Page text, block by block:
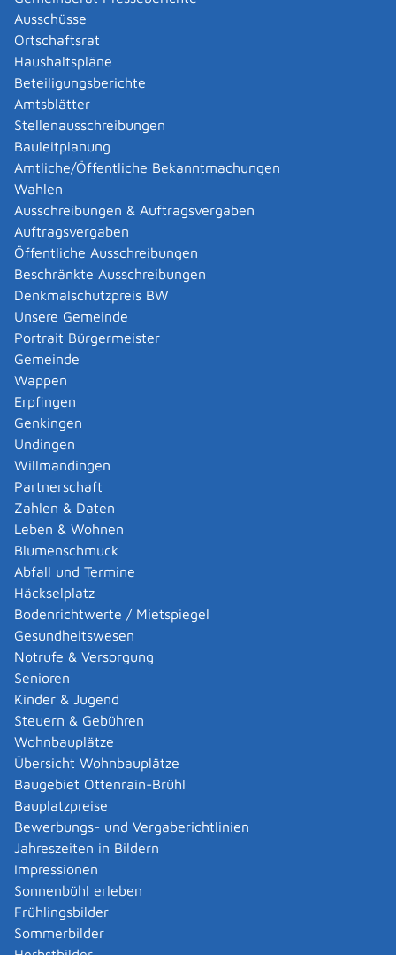
Ausschüsse
Ortschaftsrat
Haushaltspläne
Beteiligungsberichte
Amtsblätter
Stellenausschreibungen
Bauleitplanung
Amtliche/Öffentliche Bekanntmachungen
Wahlen
Ausschreibungen & Auftragsvergaben
Auftragsvergaben
Öffentliche Ausschreibungen
Beschränkte Ausschreibungen
Denkmalschutzpreis BW
Unsere Gemeinde
Portrait Bürgermeister
Gemeinde
Wappen
Erpfingen
Genkingen
Undingen
Willmandingen
Partnerschaft
Zahlen & Daten
Leben & Wohnen
Blumenschmuck
Abfall und Termine
Häckselplatz
Bodenrichtwerte / Mietspiegel
Gesundheitswesen
Notrufe & Versorgung
Senioren
Kinder & Jugend
Steuern & Gebühren
Wohnbauplätze
Übersicht Wohnbauplätze
Baugebiet Ottenrain-Brühl
Bauplatzpreise
Bewerbungs- und Vergaberichtlinien
Jahreszeiten in Bildern
Impressionen
Sonnenbühl erleben
Frühlingsbilder
Sommerbilder
Abgelaufenen Führerschein neu ausstellen lassen
Abgeltungsteuer - Nichtveranlagungs-
Bescheinigung beantragen
Abgeschlossenheitsbescheinigung zur Aufteilung
eines Gebäudes beantragen
Abmeldung / Außerbetriebsetzung für ein Fahrzeug
beantragen
Abschriften, Ablichtungen, Vervielfältigungen und
Negative amtlich beglaubigen lassen
Abwasser entsorgen
Abwasserbeseitigung - dezentrale Beseitigung von
Regenwasser beantragen oder anzeigen
Abweichende Regelungen zum Schichtbetrieb
beantragen
Abweichende Ruhezeit beantragen
Adoption - Akteneinsicht beantragen
Adoption - sich als Adoptiveltern bewerben
Adoption eines ausländischen Kindes -
Beurkundung im Geburtenregister beantragen
Adoption eines ausländischen Kindes -
Umwandlung einer schwachen in eine starke
Adoption beantragen
Adoption eines deutschen Kindes - Beurkundung
von Amts wegen
Adoption eines erwachsenen Menschen beantragen
Adoptionspflege eines minderjährigen Kindes
aufnehmen
Adressänderung auf der eID-Karte beantragen
Adressbuch - Eintrag sperren lassen
Akademische Gesundheitsberufe - Anerkennung der
Weiterbildung beantragen
Akademische Grade, Titel und Bezeichnungen bei
anerkannten Spätaussiedlern - Gradumwandlungen
beantragen
Akademische Grade, Titel und Bezeichnungen von
ausländischen Hochschulen führen
Akteneinsicht in und außerhalb von
Verwaltungsverfahren beantragen
Allgemein bildende Schulen - zur Abendrealschule
anmelden
Als berechtigte Person Fahrzeugregisterauskunft
(Halterauskunft) beantragen
Als Servicedienstleisterin oder Servicedienstleister
im Rahmen der Geldwäscheaufsicht registrieren
Altenpfleger, Arbeitserzieher, Haus- und